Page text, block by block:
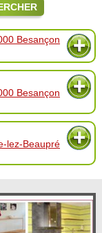
Besançon
Besançon
lez-Beaupré